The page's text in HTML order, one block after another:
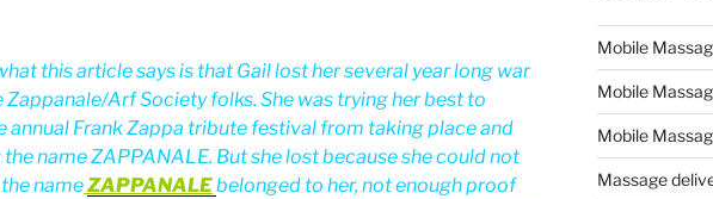
this article says is that Gail lost her several year long war
Zappanale/Arf Society folks. She was trying her best to
annual Frank Zappa tribute festival from taking place and
name ZAPPANALE. But she lost because she could not
nameZAPPANALEbelonged to her, not enough proof
Mobile
Mobile
Mobile
Massage